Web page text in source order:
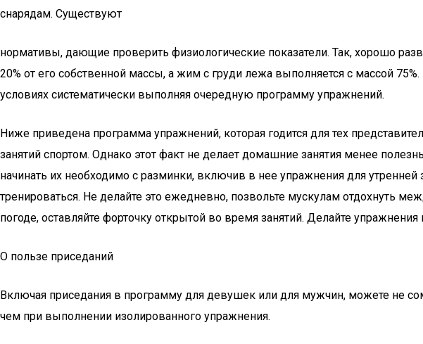
снарядам. Существуют
нормативы, дающие проверить физиологические показатели. Так, хорошо
20% от его собственной массы, а жим с груди лежа выполняется с массой
условиях систематически выполняя очередную программу упражнений.
Ниже приведена программа упражнений, которая годится для тех
занятий спортом. Однако этот факт не делает домашние занятия менее
начинать их необходимо с разминки, включив в нее упражнения для
тренироваться. Не делайте это ежедневно, позвольте мускулам отдохнуть
погоде, оставляйте форточку открытой во время занятий. Делайте
О пользе приседаний
Включая приседания в программу для девушек или для мужчин, можете не
чем при выполнении изолированного упражнения.